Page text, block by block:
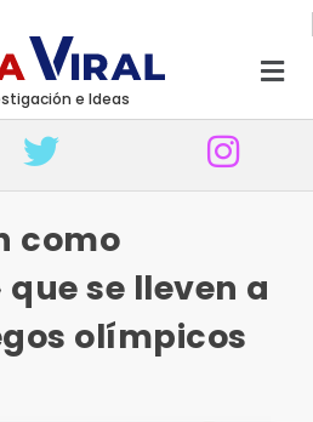
e Ideas
como
se lleven a
olímpicos